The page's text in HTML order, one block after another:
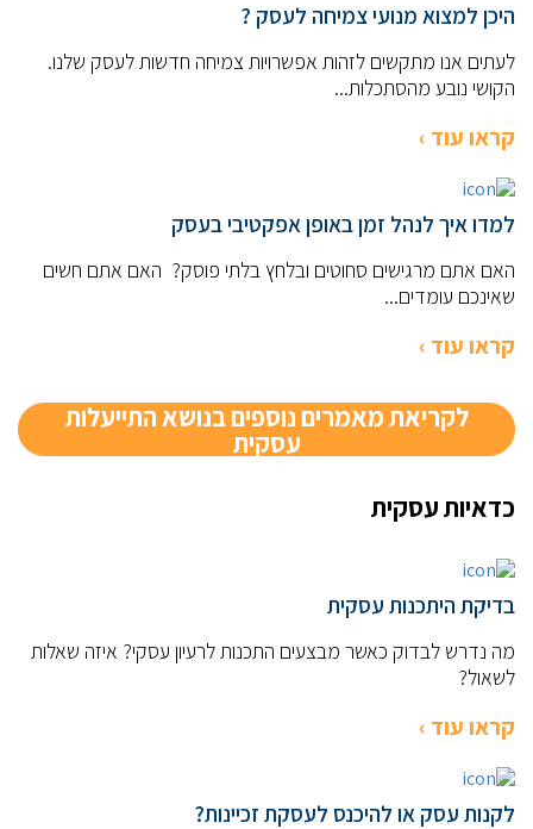
היכן למצוא מנועי צמיחה לעסק ?
לעתים אנו מתקשים לזהות אפשרויות צמיחה חדשות לעסק שלנו.
הקושי נובע מהסתכלות...
קראו עוד ›
למדו איך לנהל זמן באופן אפקטיבי בעסק
האם אתם מרגישים סחוטים ובלחץ בלתי פוסק? האם אתם חשים
שאינכם עומדים...
קראו עוד ›
לקריאת מאמרים נוספים בנושא התייעלות
עסקית
כדאיות עסקית
בדיקת היתכנות עסקית
מה נדרש לבדוק כאשר מבצעים התכנות לרעיון עסקי? איזה שאלות
לשאול?
קראו עוד ›
לקנות עסק או להיכנס לעסקת זכיינות?